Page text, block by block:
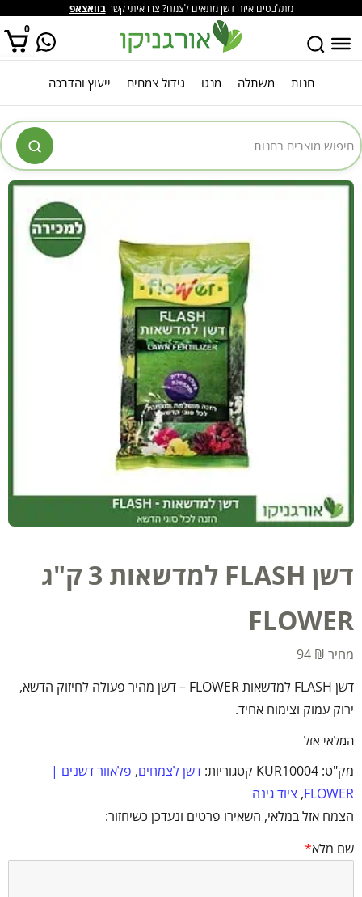
מתלבטים איזה דשן מתאים לצמח? צרו איתי קשרבוואצאפ
0
אין מוצרים בסל הקניות. חנות משתלה מנגו גידול צמחים ייעוץ והדרכה
דשן FLASH למדשאות 3 ק"ג
FLOWER
94 ₪
דשן FLASH למדשאות FLOWER – דשן מהיר פעולה לחיזוק הדשא,
ירוק עמוק וצימוח אחיד.
המלאי אזל
מק"ט: KUR10004 קטגוריות: דשן לצמחים, פלאוור דשנים |
FLOWER
, ציוד גינה
הצמח אזל במלאי, השאירו פרטים ונעדכן כשיחזור:
שם מלא*